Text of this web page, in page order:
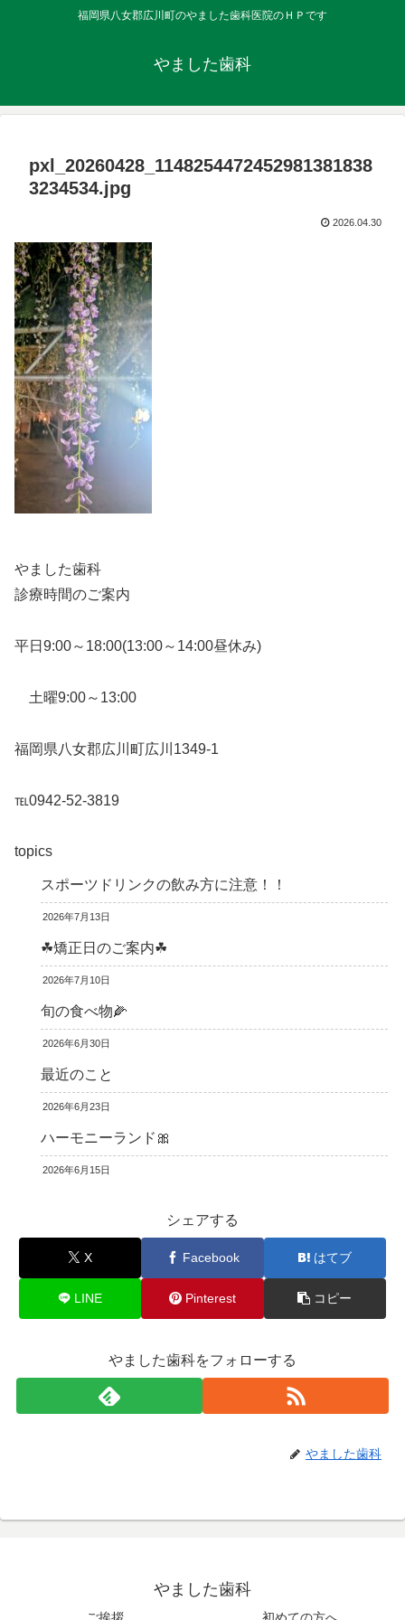
福岡県八女郡広川町のやました歯科医院のＨＰです
やました歯科
pxl_20260428_1148254472452981381838
3234534.jpg
2026.04.30
やました歯科
診療時間のご案内
平日9:00～18:00(13:00～14:00昼休み)
土曜9:00～13:00
福岡県八女郡広川町広川1349-1
℡0942-52-3819
topics
スポーツドリンクの飲み方に注意！！
2026年7月13日
☘矯正日のご案内☘
2026年7月10日
旬の食べ物🌽
2026年6月30日
最近のこと
2026年6月23日
ハーモニーランド🎀
2026年6月15日
シェアする
X Facebook はてブ
LINE Pinterest コピー
やました歯科をフォローする
やました歯科
やました歯科